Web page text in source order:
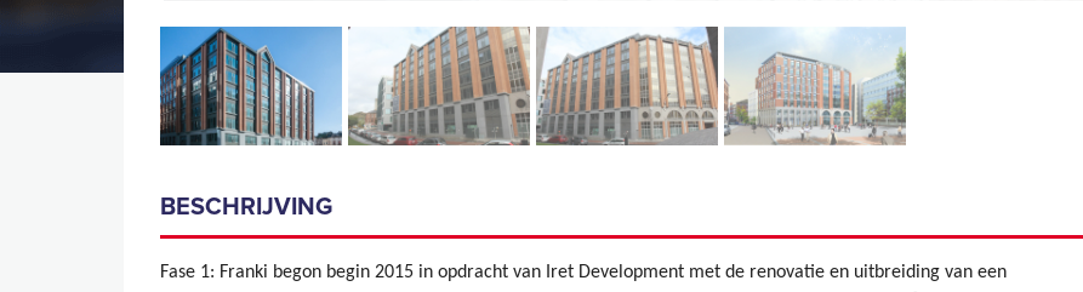
BESCHRIJVING
Fase 1: Franki begon begin 2015 in opdracht van Iret Development met de renovatie en uitbreiding van een